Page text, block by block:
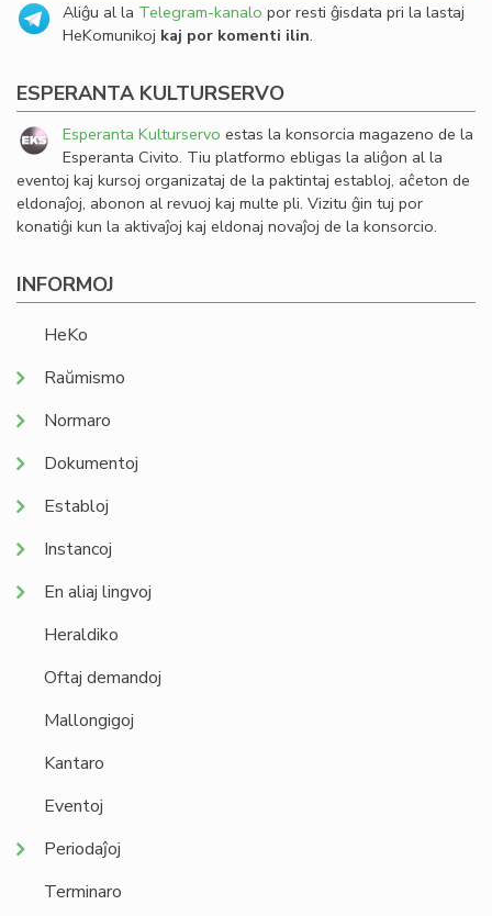
Aliĝu al la Telegram-kanalo por resti ĝisdata pri la lastaj
HeKomunikoj kaj por komenti ilin.
ESPERANTA KULTURSERVO
Esperanta Kulturservo estas la konsorcia magazeno de la
Esperanta Civito. Tiu platformo ebligas la aliĝon al la
eventoj kaj kursoj organizataj de la paktintaj establoj, aĉeton de
eldonaĵoj, abonon al revuoj kaj multe pli. Vizitu ĝin tuj por
konatiĝi kun la aktivaĵoj kaj eldonaj novaĵoj de la konsorcio.
INFORMOJ
HeKo
Raŭmismo
Normaro
Dokumentoj
Establoj
Instancoj
En aliaj lingvoj
Heraldiko
Oftaj demandoj
Mallongigoj
Kantaro
Eventoj
Periodaĵoj
Terminaro